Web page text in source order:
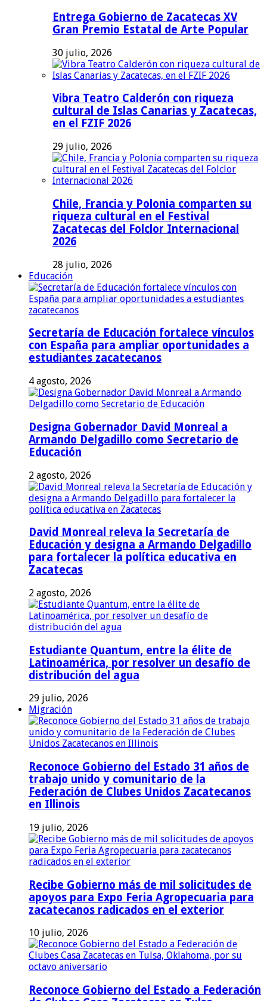
Entrega Gobierno de Zacatecas XV
Gran Premio Estatal de Arte Popular
30 julio, 2026
Vibra Teatro Calderón con riqueza
cultural de Islas Canarias y Zacatecas,
en el FZIF 2026
29 julio, 2026
Chile, Francia y Polonia comparten su
riqueza cultural en el Festival
Zacatecas del Folclor Internacional
2026
28 julio, 2026
Educación
Secretaría de Educación fortalece vínculos
con España para ampliar oportunidades a
estudiantes zacatecanos
4 agosto, 2026
Designa Gobernador David Monreal a
Armando Delgadillo como Secretario de
Educación
2 agosto, 2026
David Monreal releva la Secretaría de
Educación y designa a Armando Delgadillo
para fortalecer la política educativa en
Zacatecas
2 agosto, 2026
Estudiante Quantum, entre la élite de
Latinoamérica, por resolver un desafío de
distribución del agua
29 julio, 2026
Migración
Reconoce Gobierno del Estado 31 años de
trabajo unido y comunitario de la
Federación de Clubes Unidos Zacatecanos
en Illinois
19 julio, 2026
Recibe Gobierno más de mil solicitudes de
apoyos para Expo Feria Agropecuaria para
zacatecanos radicados en el exterior
10 julio, 2026
Reconoce Gobierno del Estado a Federación